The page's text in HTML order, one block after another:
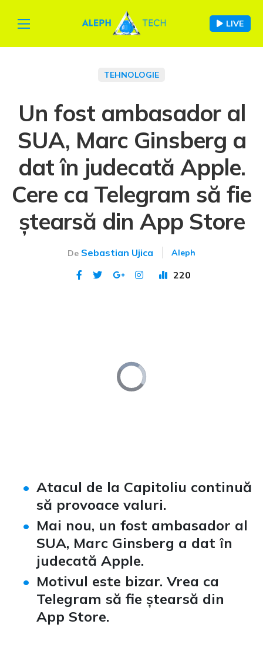
LIVE
TEHNOLOGIE
Un fost ambasador al
SUA, Marc Ginsberg a
dat în judecată Apple.
Cere ca Telegram să fie
ștearsă din App Store
De Sebastian Ujica Aleph
220
Video
Player
is
loading.
Atacul de la Capitoliu continuă
să provoace valuri.
Mai nou, un fost ambasador al
SUA, Marc Ginsberg a dat în
judecată Apple.
Motivul este bizar. Vrea ca
Telegram să fie ștearsă din
App Store.